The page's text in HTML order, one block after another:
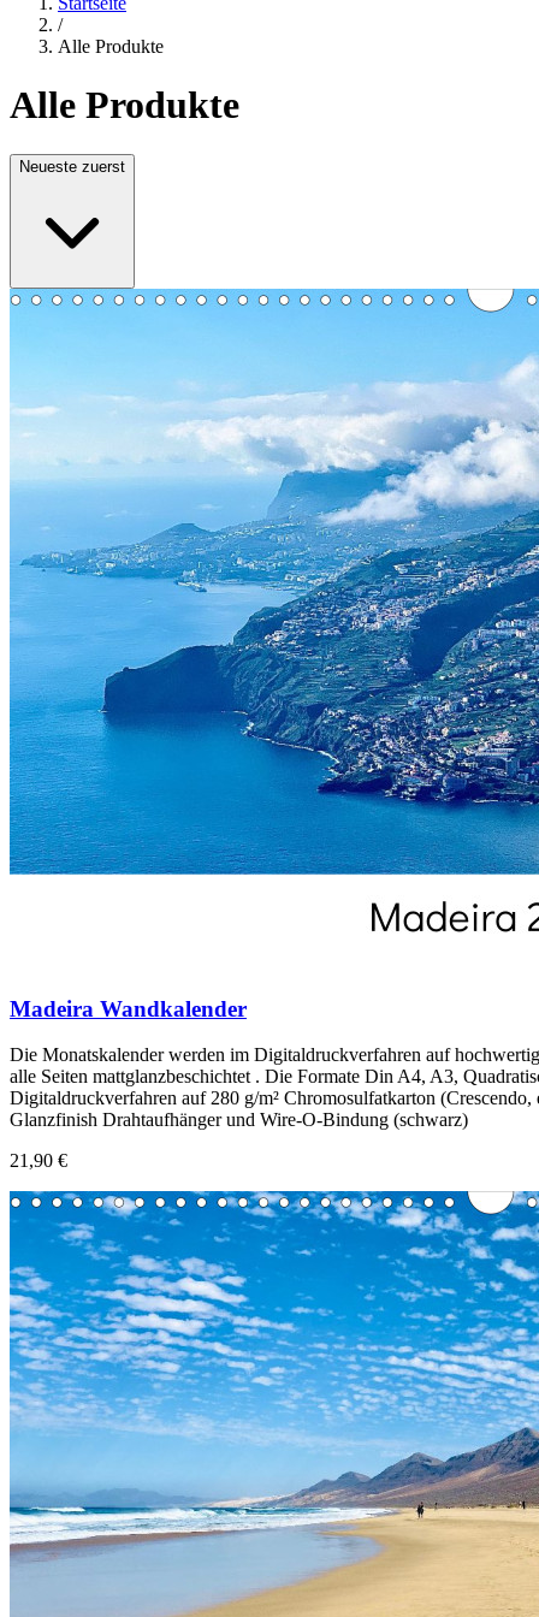
/
Alle Produkte
Alle Produkte
Neueste zuerst
Madeira Wandkalender
Die Monatskalender werden im Digitaldruckverfahren auf
alle Seiten mattglanzbeschichtet . Die Formate Din A4, A3,
Digitaldruckverfahren auf 280 g/m² Chromosulfatkarton
Glanzfinish Drahtaufhänger und Wire-O-Bindung (schwarz)
21,90 €